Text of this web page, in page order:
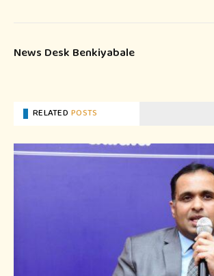
News Desk Benkiyabale
RELATEDPOSTS